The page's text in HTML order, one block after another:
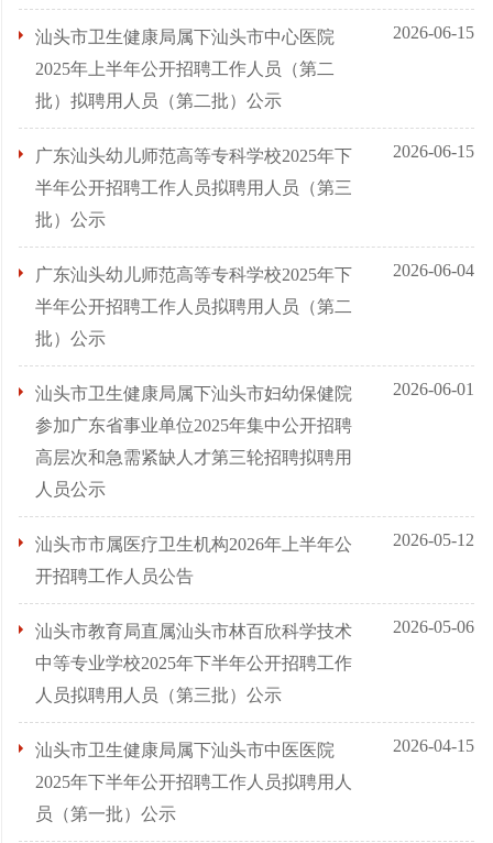
汕头市卫生健康局属下汕头市中心医院
2025年上半年公开招聘工作人员（第二
批）拟聘用人员（第二批）公示
2026-06-15
广东汕头幼儿师范高等专科学校2025年下
半年公开招聘工作人员拟聘用人员（第三
批）公示
2026-06-15
广东汕头幼儿师范高等专科学校2025年下
半年公开招聘工作人员拟聘用人员（第二
批）公示
2026-06-04
汕头市卫生健康局属下汕头市妇幼保健院
参加广东省事业单位2025年集中公开招聘
高层次和急需紧缺人才第三轮招聘拟聘用
人员公示
2026-06-01
汕头市市属医疗卫生机构2026年上半年公
开招聘工作人员公告
2026-05-12
汕头市教育局直属汕头市林百欣科学技术
中等专业学校2025年下半年公开招聘工作
人员拟聘用人员（第三批）公示
2026-05-06
汕头市卫生健康局属下汕头市中医医院
2025年下半年公开招聘工作人员拟聘用人
员（第一批）公示
2026-04-15